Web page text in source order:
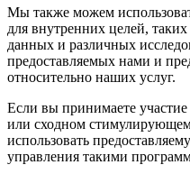
Мы также можем
для внутренних целей,
данных и различных
предоставляемых нами и
относительно наших услуг.
Если вы принимаете
или сходном
использовать
управления такими